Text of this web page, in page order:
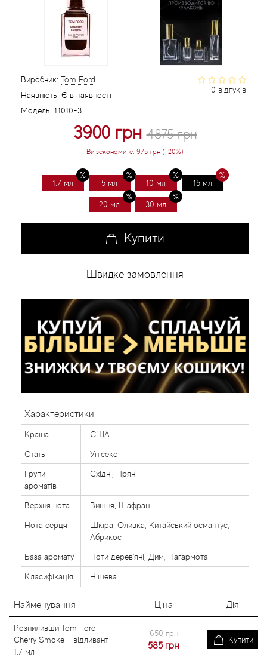
0 відгуків
Виробник: Tom Ford
Наявність: Є в наявності
Модель: 11010-3
3900 грн4875 грн
Ви зекономите: 975 грн (-20%)
1.7 мл 5 мл 10 мл 15 мл
20 мл 30 мл
Купити
Швидке замовлення
Характеристики
Країна США
Стать Унісекс
Групи
ароматів
Східні, Пряні
Верхня нота Вишня, Шафран
Нота серця
Шкіра, Оливка, Китайський османтус,
Абрикос
База аромату Ноти дерев'яні, Дим, Нагармота
Класифікація Нішева
Найменування Ціна Дія
Розпиливши Tom Ford
Cherry Smoke - відливант
1.7 мл
650 грн
585 грн
Купити